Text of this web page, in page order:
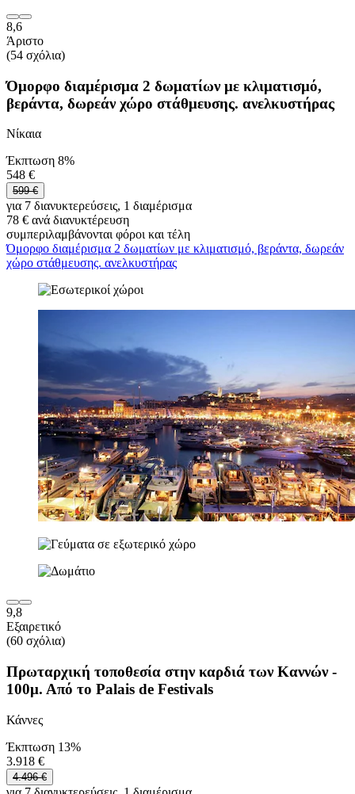
8,6
Άριστο
(54 σχόλια)
Όμορφο διαμέρισμα 2 δωματίων με κλιματισμό,
βεράντα, δωρεάν χώρο στάθμευσης. ανελκυστήρας
Νίκαια
Έκπτωση 8%
548 €
599 €
για 7 διανυκτερεύσεις, 1 διαμέρισμα
78 € ανά διανυκτέρευση
συμπεριλαμβάνονται φόροι και τέλη
Όμορφο διαμέρισμα 2 δωματίων με κλιματισμό, βεράντα, δωρεάν
χώρο στάθμευσης. ανελκυστήρας
9,8
Εξαιρετικό
(60 σχόλια)
Πρωταρχική τοποθεσία στην καρδιά των Καννών -
100μ. Από το Palais de Festivals
Κάννες
Έκπτωση 13%
3.918 €
4.496 €